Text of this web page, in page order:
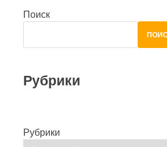
Поиск
Рубрики
Рубрики